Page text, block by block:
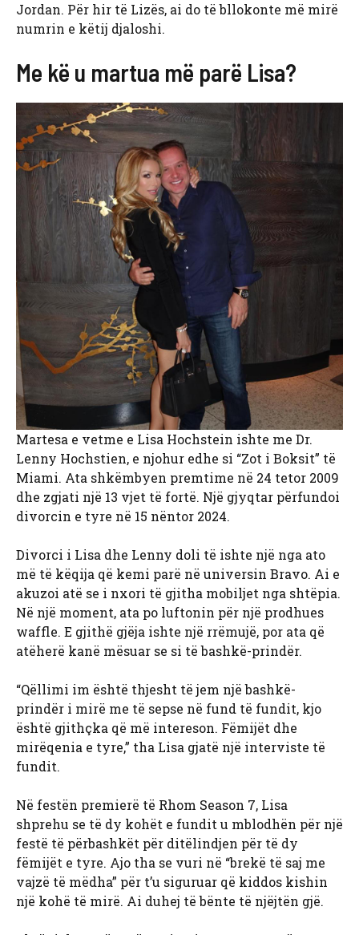
Jordan. Për hir të Lizës, ai do të bllokonte më mirë
numrin e këtij djaloshi.
Me kë u martua më parë Lisa?
Martesa e vetme e Lisa Hochstein ishte me Dr.
Lenny Hochstien, e njohur edhe si “Zot i Boksit” të
Miami. Ata shkëmbyen premtime në 24 tetor 2009
dhe zgjati një 13 vjet të fortë. Një gjyqtar përfundoi
divorcin e tyre në 15 nëntor 2024.
Divorci i Lisa dhe Lenny doli të ishte një nga ato
më të këqija që kemi parë në universin Bravo. Ai e
akuzoi atë se i nxori të gjitha mobiljet nga shtëpia.
Në një moment, ata po luftonin për një prodhues
waffle. E gjithë gjëja ishte një rrëmujë, por ata që
atëherë kanë mësuar se si të bashkë-prindër.
“Qëllimi im është thjesht të jem një bashkë-
prindër i mirë me të sepse në fund të fundit, kjo
është gjithçka që më intereson. Fëmijët dhe
mirëqenia e tyre,” tha Lisa gjatë një interviste të
fundit.
Në festën premierë të Rhom Season 7, Lisa
shprehu se të dy kohët e fundit u mblodhën për një
festë të përbashkët për ditëlindjen për të dy
fëmijët e tyre. Ajo tha se vuri në “brekë të saj me
vajzë të mëdha” për t’u siguruar që kiddos kishin
një kohë të mirë. Ai duhej të bënte të njëjtën gjë.